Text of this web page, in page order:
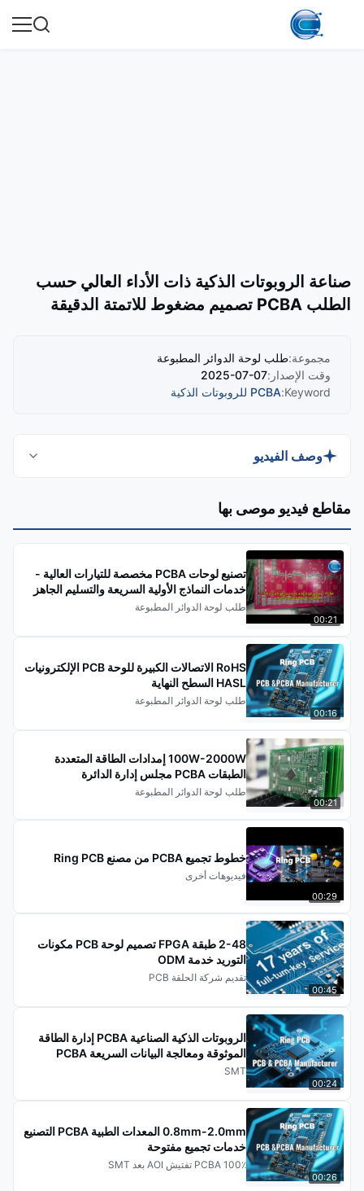
صناعة الروبوتات الذكية ذات الأداء العالي حسب
الطلب PCBA تصميم مضغوط للاتمتة الدقيقة
مجموعة:طلب لوحة الدوائر المطبوعة
وقت الإصدار:2025-07-07
Keyword: PCBA للروبوتات الذكية
وصف الفيديو
Discover the Custom High Performance Smart
Robotics PCBA, designed for precision
PCBA solution offers high precision, automation-
driven efficiency, and intelligent monitoring for
reliable robotic systems. Perfect for industrial,
applications.
مقاطع فيديو موصى بها
00:21
تصنيع لوحات PCBA مخصصة للتيارات العالية -
خدمات النماذج الأولية السريعة والتسليم الجاهز
طلب لوحة الدوائر المطبوعة
00:16
RoHS الاتصالات الكبيرة للوحة PCB الإلكترونيات
HASL السطح النهاية
طلب لوحة الدوائر المطبوعة
00:21
100W-2000W إمدادات الطاقة المتعددة
الطبقات PCBA مجلس إدارة الدائرة
طلب لوحة الدوائر المطبوعة
00:29
خطوط تجميع PCBA من مصنع Ring PCB
فيديوهات أخرى
00:45
2-48 طبقة FPGA تصميم لوحة PCB مكونات
التوريد خدمة ODM
تقديم شركة الحلقة PCB
00:24
الروبوتات الذكية الصناعية PCBA إدارة الطاقة
الموثوقة ومعالجة البيانات السريعة PCBA
SMT
00:26
0.8mm-2.0mm المعدات الطبية PCBA التصنيع
خدمات تجميع مفتوحة
PCBA 100٪ تفتيش AOI بعد SMT